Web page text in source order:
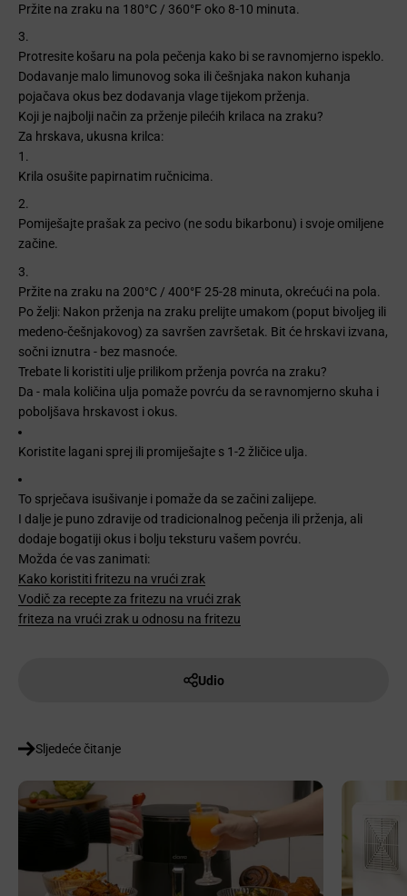
Pržite na zraku na 180°C / 360°F oko 8-10 minuta.
Protresite košaru na pola pečenja kako bi se ravnomjerno ispeklo.
Dodavanje malo limunovog soka ili češnjaka nakon kuhanja
pojačava okus bez dodavanja vlage tijekom prženja.
Koji je najbolji način za prženje pilećih krilaca na zraku?
Za hrskava, ukusna krilca:
Krila osušite papirnatim ručnicima.
Pomiješajte prašak za pecivo (ne sodu bikarbonu) i svoje omiljene
začine.
Pržite na zraku na 200°C / 400°F 25-28 minuta, okrećući na pola.
Po želji: Nakon prženja na zraku prelijte umakom (poput bivoljeg ili
medeno-češnjakovog) za savršen završetak. Bit će hrskavi izvana,
sočni iznutra - bez masnoće.
Trebate li koristiti ulje prilikom prženja povrća na zraku?
Da - mala količina ulja pomaže povrću da se ravnomjerno skuha i
poboljšava hrskavost i okus.
Koristite lagani sprej ili promiješajte s 1-2 žličice ulja.
To sprječava isušivanje i pomaže da se začini zalijepe.
I dalje je puno zdravije od tradicionalnog pečenja ili prženja, ali
dodaje bogatiji okus i bolju teksturu vašem povrću.
Možda će vas zanimati:
Kako koristiti fritezu na vrući zrak
Vodič za recepte za fritezu na vrući zrak
friteza na vrući zrak u odnosu na fritezu
Udio
Sljedeće čitanje